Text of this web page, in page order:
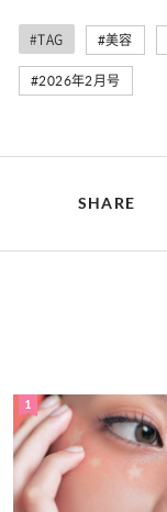
#TAG #美容
#2026年2月号
SHARE
1